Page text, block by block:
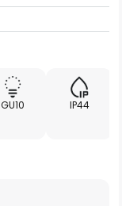
GU10 IP44